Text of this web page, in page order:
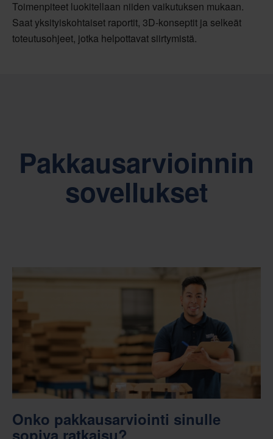
Toimenpiteet luokitellaan niiden vaikutuksen mukaan.
Saat yksityiskohtaiset raportit, 3D-konseptit ja selkeät
toteutusohjeet, jotka helpottavat siirtymistä.
Pakkausarvioinnin
sovellukset
Onko pakkausarviointi sinulle